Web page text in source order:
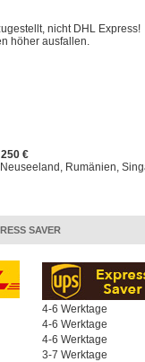
nicht DHL Express!
höher ausfallen.
€
Rumänien,
SAVER
4-6 Werktage
4-6 Werktage
4-6 Werktage
3-7 Werktage